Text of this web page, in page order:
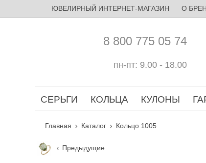
ЮВЕЛИРНЫЙ ИНТЕРНЕТ-МАГАЗИН О
8 800 775 05 74
пн-пт: 9.00 - 18.00
СЕРЬГИ КОЛЬЦА КУЛОНЫ
Главная Каталог Кольцо 1005
Предыдущие